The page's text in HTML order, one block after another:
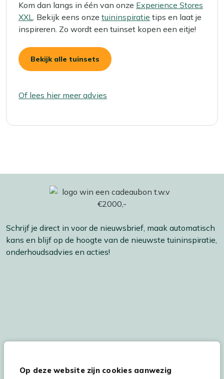
Op deze website zijn cookies aanwezig
Kom dan langs in één van onze Experience Stores
XXL
. Bekijk eens onze tuininspiratie tips en laat je
inspireren. Zo wordt een tuinset kopen een eitje!
Bekijk alle tuinsets
Of lees hier meer advies
Schrijf je direct in voor de nieuwsbrief, maak automatisch
kans en blijf op de hoogte van de nieuwste tuininspiratie,
onderhoudsadvies en acties!
Statementen Cookiebeleid verwerkt.